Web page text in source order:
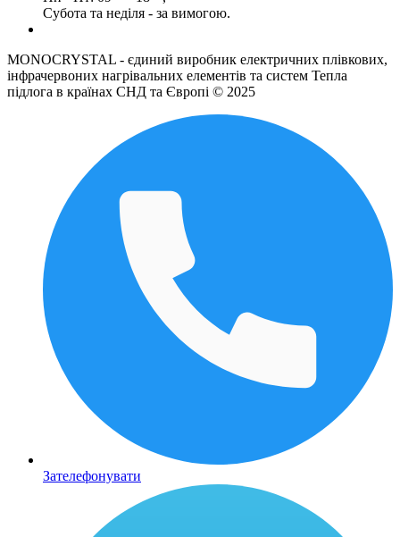
Субота та неділя - за вимогою.
MONOCRYSTAL - єдиний виробник електричних плівкових,
інфрачервоних нагрівальних елементів та систем Тепла
підлога в країнах СНД та Європі © 2025
Зателефонувати